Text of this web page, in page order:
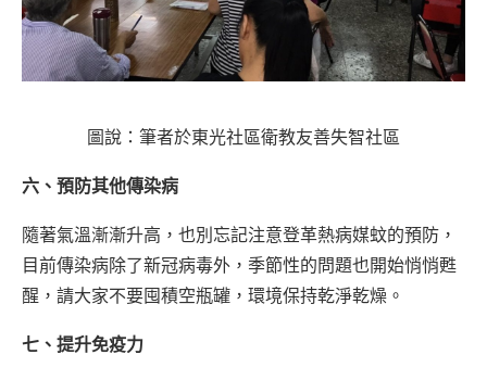
圖說：筆者於東光社區衛教友善失智社區
六、預防其他傳染病
隨著氣溫漸漸升高，也別忘記注意登革熱病媒蚊的預防，
目前傳染病除了新冠病毒外，季節性的問題也開始悄悄甦
醒，請大家不要囤積空瓶罐，環境保持乾淨乾燥。
七、提升免疫力